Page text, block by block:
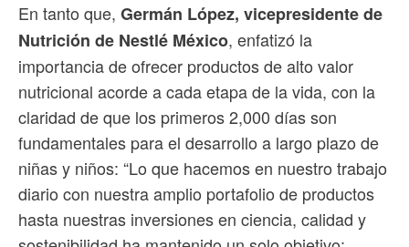
En tanto que, Germán López, vicepresidente de
Nutrición de Nestlé México, enfatizó la
importancia de ofrecer productos de alto valor
nutricional acorde a cada etapa de la vida, con la
claridad de que los primeros 2,000 días son
fundamentales para el desarrollo a largo plazo de
niñas y niños: “Lo que hacemos en nuestro trabajo
diario con nuestra amplio portafolio de productos
hasta nuestras inversiones en ciencia, calidad y